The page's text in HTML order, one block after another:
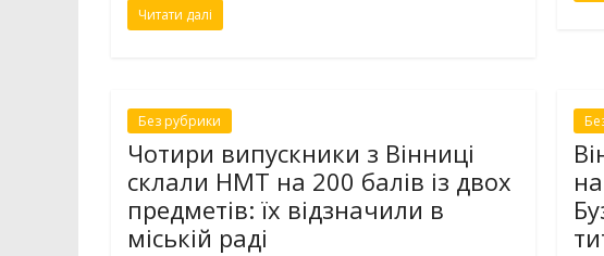
Читати далі
Без рубрики
Чотири випускники з Вінниці
склали НМТ на 200 балів із двох
предметів: їх відзначили в
міській раді